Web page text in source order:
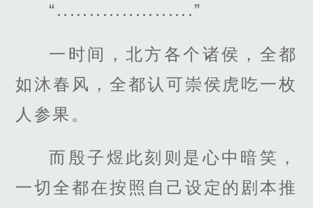
“.....................”
一时间，北方各个诸侯，全都
如沐春风，全都认可崇侯虎吃一枚
人参果。
而殷子煜此刻则是心中暗笑，
一切全都在按照自己设定的剧本推